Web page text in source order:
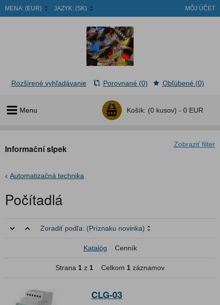
MENA: (EUR) JAZYK: (SK) MÔJ ÚČET
Menu Košík: (0 kusov) - 0 EUR
Rozšírené vyhľadávanie Porovnané (0) Obľúbené (0)
Zobraziť filter
Informační slpek
Automatizačná technika
Počítadlá
Zoradiť podľa: (Príznaku novinka)
Katalóg Cenník
Strana 1 z 1 Celkom 1 záznamov
CLG-03